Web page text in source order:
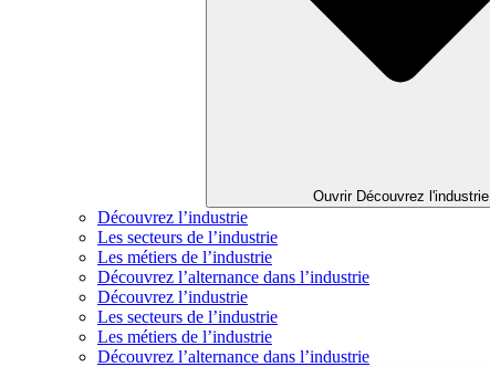
Ouvrir Découvrez l'industrie
Découvrez l’industrie
Les secteurs de l’industrie
Les métiers de l’industrie
Découvrez l’alternance dans l’industrie
Découvrez l’industrie
Les secteurs de l’industrie
Les métiers de l’industrie
Découvrez l’alternance dans l’industrie